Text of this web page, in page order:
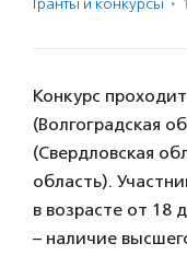
Гранты и конкурсы ·
Конкурс
(Волгоградская
(Свердловская
область).
в возрасте от 18
– наличие